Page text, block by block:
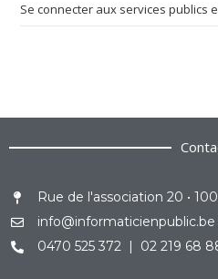
Se connecter aux services publics
Rue de l'association 20 •
info@informaticienpublic.be
0470 525 372 | 02 219 68